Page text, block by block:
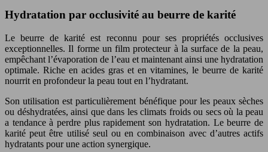
Hydratation par occlusivité au beurre de karité
Le beurre de karité est reconnu pour ses propriétés occlusives
exceptionnelles. Il forme un film protecteur à la surface de la peau,
empêchant l’évaporation de l’eau et maintenant ainsi une hydratation
optimale. Riche en acides gras et en vitamines, le beurre de karité
nourrit en profondeur la peau tout en l’hydratant.
Son utilisation est particulièrement bénéfique pour les peaux sèches
ou déshydratées, ainsi que dans les climats froids ou secs où la peau
a tendance à perdre plus rapidement son hydratation. Le beurre de
karité peut être utilisé seul ou en combinaison avec d’autres actifs
hydratants pour une action synergique.